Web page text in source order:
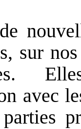
sur
avec